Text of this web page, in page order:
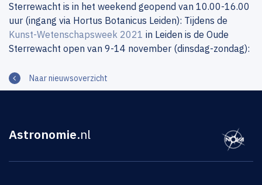
Sterrewacht is in het weekend geopend van 10.00-16.00
uur (ingang via Hortus Botanicus Leiden): Tijdens de
Kunst-Wetenschapsweek 2021 in Leiden is de Oude
Sterrewacht open van 9-14 november (dinsdag-zondag):
Naar nieuwsoverzicht
Astronomie.nl